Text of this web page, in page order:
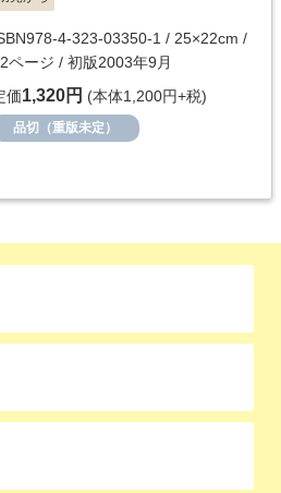
4-323-03350-1 / 25×22cm /
ページ / 初版2003年9月
価1,320円 (本体1,200円+税)
品切（重版未定）